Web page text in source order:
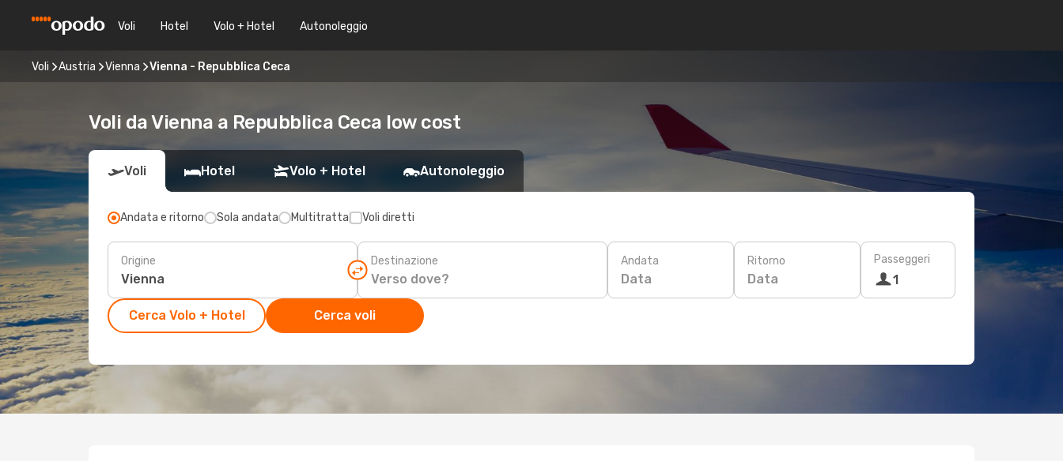
Voli Hotel Volo + Hotel Autonoleggio
Voli Austria Vienna Vienna - Repubblica Ceca
Voli da Vienna a Repubblica Ceca low cost
Voli Hotel Volo + Hotel Autonoleggio
Andata e ritorno Sola andata Multitratta Voli diretti
Origine Destinazione Andata
Data
Ritorno
Data
Passeggeri
1
Cerca Volo + Hotel Cerca voli